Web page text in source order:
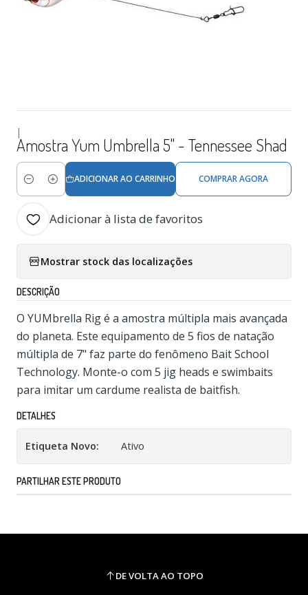
|
Amostra Yum Umbrella 5" - Tennessee Shad
Quantidade
ADICIONAR AO CARRINHO COMPRAR AGORA
Adicionar à lista de favoritos
Mostrar stock das localizações
DESCRIÇÃO
O YUMbrella Rig é a amostra múltipla mais avançada
do planeta. Este equipamento de 5 fios de natação
múltipla de 7" faz parte do fenômeno Bait School
Technology. Monte-o com 5 jig heads e swimbaits
para imitar um cardume realista de baitfish.
DETALHES
Etiqueta Novo: Ativo
PARTILHAR ESTE PRODUTO
DE VOLTA AO TOPO